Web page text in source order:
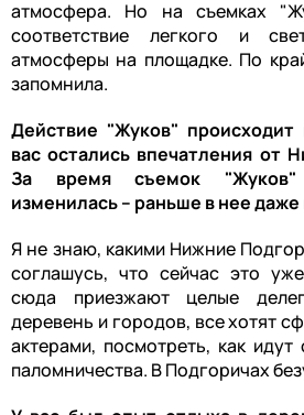
атмосфера. Но на съемках
соответствие легкого и
атмосферы на площадке. По
запомнила.
Действие "Жуков"
вас остались впечатления от
За время съемок "Жуков"
изменилась – раньше в нее
Я не знаю, какими Нижние
соглашусь, что сейчас это
сюда приезжают целые
деревень и городов, все хотят
актерами, посмотреть, как идут
паломничества. В Подгоричах